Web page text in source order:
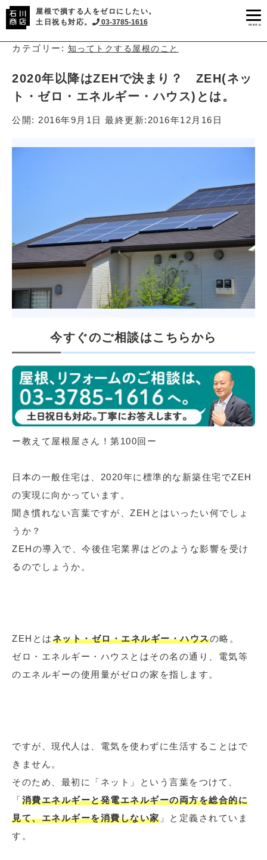
屋根で損する人をゼロにしたい。
土日祝も対応。
03-3785-1616 menu
カテゴリー: 知ってトクする屋根のこと
2020年以降はZEHで決まり？ ZEH(ネッ
ト・ゼロ・エネルギー・ハウス)とは。
公開: 2016年9月1日 最終更新: 2016年12月16日
今すぐのご相談はこちらから
ー教えて屋根屋さん！第100回ー
日本の一般住宅は、2020年に標準的な新築住宅でZEH
の実現に向かっています。
聞き慣れない言葉ですが、ZEHとはいったい何でしょ
うか？
ZEHの導入で、今後住宅業界はどのような影響を受け
るのでしょうか。
ZEHとはネット・ゼロ・エネルギー・ハウスの略。
ゼロ・エネルギー・ハウスとはその名の通り、電気等
のエネルギーの使用量がゼロの家を指します。
ですが、現代人は、電気を使わずに生活することはで
きません。
そのため、最初に「ネット」という言葉をつけて、
「消費エネルギーと発電エネルギーの両方を総合的に
見て、エネルギーを消費しない家」と定義されていま
す。